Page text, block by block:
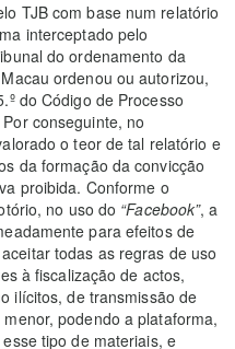
TJB com base num relatório
interceptado pelo
do ordenamento da
ordenou ou autorizou,
do Código de Processo
conseguinte, no
o teor de tal relatório e
da formação da convicção
proibida. Conforme o
no uso do “Facebook”, a
para efeitos de
todas as regras de uso
à fiscalização de actos,
ilícitos, de transmissão de
podendo a plataforma,
tipo de materiais, e